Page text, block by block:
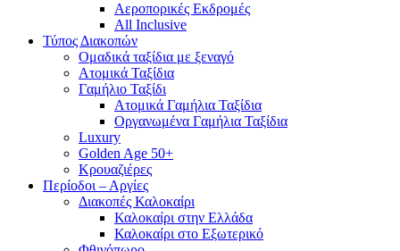
Αεροπορικές Εκδρομές
All Inclusive
Τύπος Διακοπών
Ομαδικά ταξίδια με ξεναγό
Ατομικά Ταξίδια
Γαμήλιο Ταξίδι
Ατομικά Γαμήλια Ταξίδια
Οργανωμένα Γαμήλια Ταξίδια
Luxury
Golden Age 50+
Κρουαζιέρες
Περίοδοι – Αργίες
Διακοπές Καλοκαίρι
Καλοκαίρι στην Ελλάδα
Καλοκαίρι στο Εξωτερικό